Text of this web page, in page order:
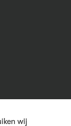
wij